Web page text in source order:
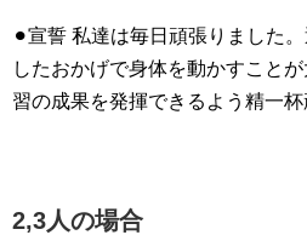
⚫︎宣誓 私達は毎日頑張りました
したおかげで身体を動かすこと
習の成果を発揮できるよう精一杯
2,3人の場合